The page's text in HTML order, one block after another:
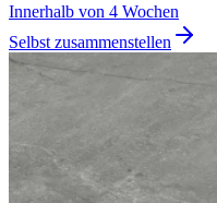
Innerhalb von 4 Wochen
Selbst zusammenstellen